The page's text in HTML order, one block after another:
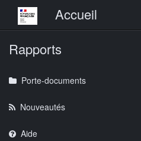
Menu principalAccueil
Rapports
Porte-documents
Nouveautés
Aide